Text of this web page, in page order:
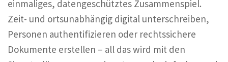
einmaliges, datengeschütztes Zusammenspiel.
Zeit- und ortsunabhängig digital unterschreiben,
Personen authentifizieren oder rechtssichere
Dokumente erstellen – all das wird mit den